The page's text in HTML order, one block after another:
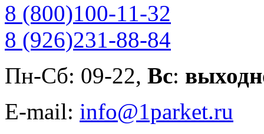
8 (800)100-11-32
8 (926)231-88-84
Пн-Сб: 09-22, Вс:
E-mail: info@1parket.ru